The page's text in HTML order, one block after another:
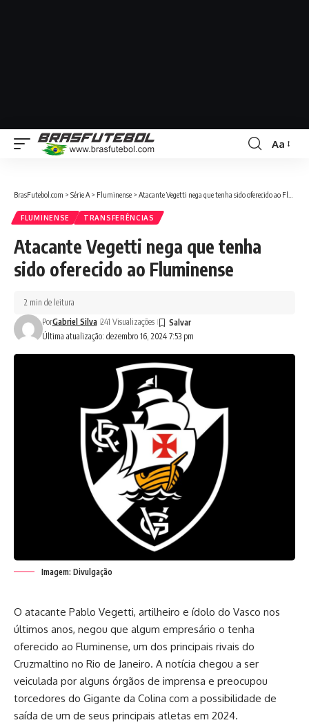
Aa
BrasFutebol.com > Série A > Fluminense > Atacante Vegetti nega que tenha sido oferecido ao Fluminense
FLUMINENSE TRANSFERÊNCIAS
Atacante Vegetti nega que tenha
sido oferecido ao Fluminense
Última atualização: dezembro 16, 2024 7:53 pm
PorGabriel Silva 241 Visualizações
2 min de leitura
Imagem: Divulgação
O atacante Pablo Vegetti, artilheiro e ídolo do Vasco nos
últimos anos, negou que algum empresário o tenha
oferecido ao Fluminense, um dos principais rivais do
Cruzmaltino no Rio de Janeiro. A notícia chegou a ser
veiculada por alguns órgãos de imprensa e preocupou
torcedores do Gigante da Colina com a possibilidade de
saída de um de seus principais atletas em 2024.